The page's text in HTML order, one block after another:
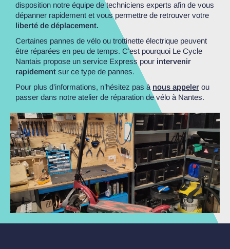
disposition notre équipe de techniciens experts afin de vous
dépanner rapidement et vous permettre de retrouver votre
liberté de déplacement.
Certaines pannes de vélo ou trottinette électrique peuvent
être réparées en peu de temps. C’est pourquoi Le Cycle
Nantais propose un service Express pour intervenir
rapidement sur ce type de pannes.
Pour plus d’informations, n’hésitez pas à nous appeler ou
passer dans notre atelier de réparation de vélo à Nantes.